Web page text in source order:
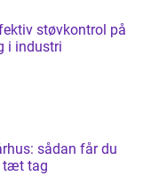
i industri
sådan får du
tæt tag